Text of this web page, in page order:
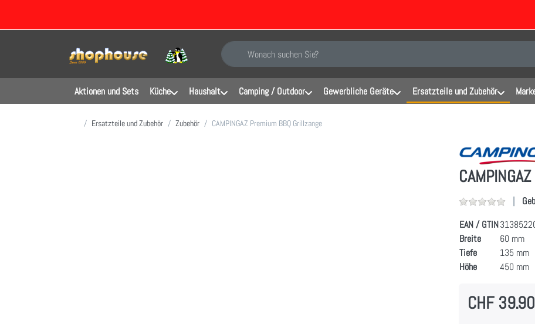
Geben Sie einen Suchbegriff ein. Während Sie tippen, erscheinen automatisch erste
Aktionen und Sets Küche Haushalt Camping / Outdoor Gewerbliche Geräte Ersatzteile und Zubehör
Startseite
Ersatzteile und Zubehör Zubehör CAMPINGAZ Premium BBQ Grillzange
EAN / GTIN
Breite
60 mm
Tiefe
135 mm
Höhe
450 mm
CHF 39.90